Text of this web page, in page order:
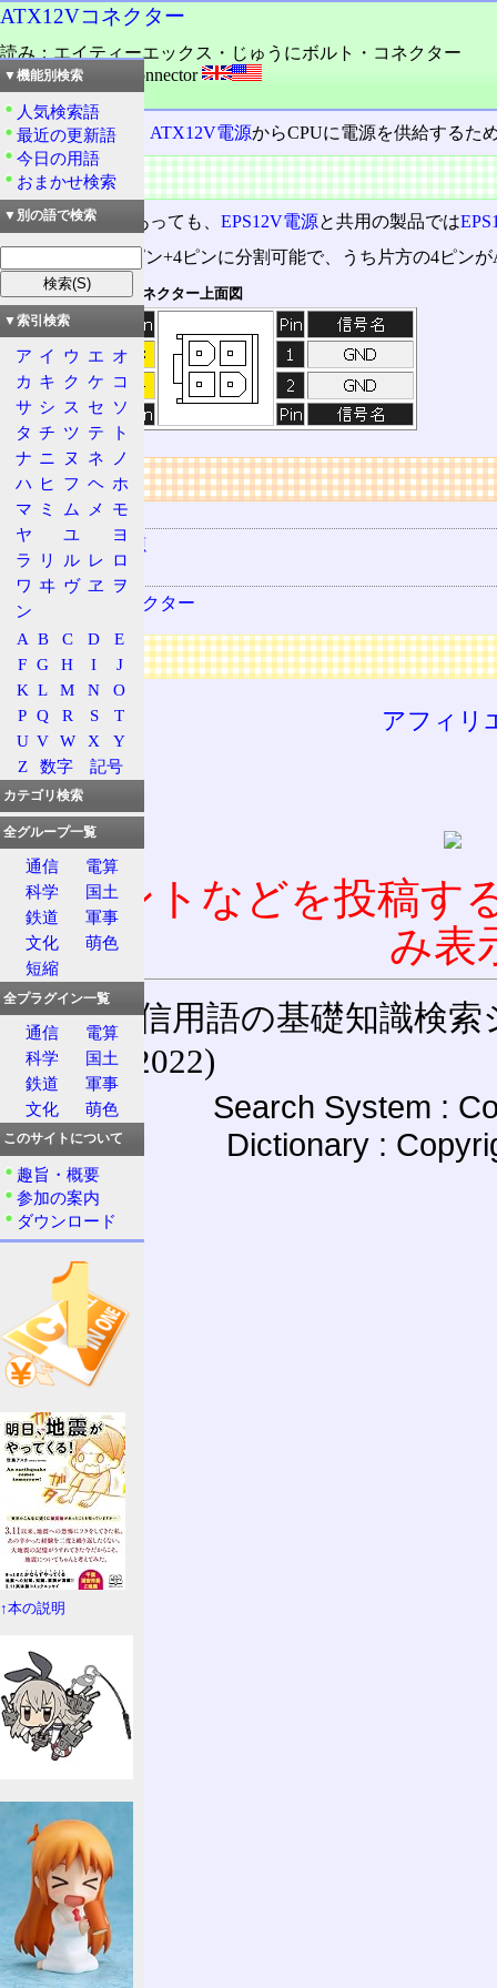
ATX12Vコネクター
読み：エイティーエックス・じゅうにボルト・コネクター
外語：ATX12V Connector
品詞：名詞
PC/AT互換機で、 ATX12V電源からCPUに電源を供給するた
概要
ATX12V電源 であっても、EPS12V電源と共用の製品では
ただしこれは4ピン+4ピンに分割可能で、うち片方の4ピン
マザーボード側のコネクター上面図
リンク
用語の所属
ATX12V電源
関連する用語
EPS12Vコネクター
広告
アフィリ
コメントなどを投稿す
み表
通信用語の基礎知識検索
(27-May-2022)
Search System :
Dictionary :
▼機能別検索
人気検索語
最近の更新語
今日の用語
おまかせ検索
▼別の語で検索
▼索引検索
ア イ ウ エ オ
カ キ ク ケ コ
サ シ ス セ ソ
タ チ ツ テ
ト
ナ ニ ヌ ネ
ノ
ハ ヒ フ ヘ ホ
マ ミ ム メ
モ
ヤ
ユ
ヨ
ラ
リ ル レ ロ
ワ ヰ ヴ ヱ
ヲ
ン
A B C D
E
F G H I
J
K L M N
O
P Q R S
T
U V W X
Y
Z
数字 記号
カテゴリ検索
全グループ一覧
通信
電算
科学
国土
鉄道
軍事
文化
萌色
短縮
全プラグイン一覧
通信
電算
科学
国土
鉄道
軍事
文化
萌色
このサイトについて
趣旨・概要
参加の案内
ダウンロード
↑本の説明